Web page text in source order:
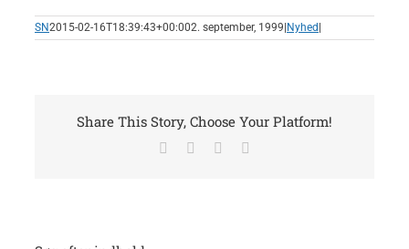
SN2015-02-16T18:39:43+00:002. september, 1999 Nyhed
Share This Story, Choose Your Platform!
Facebook LinkedIn